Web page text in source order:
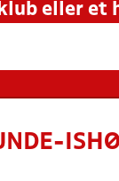
HOLD
eller et